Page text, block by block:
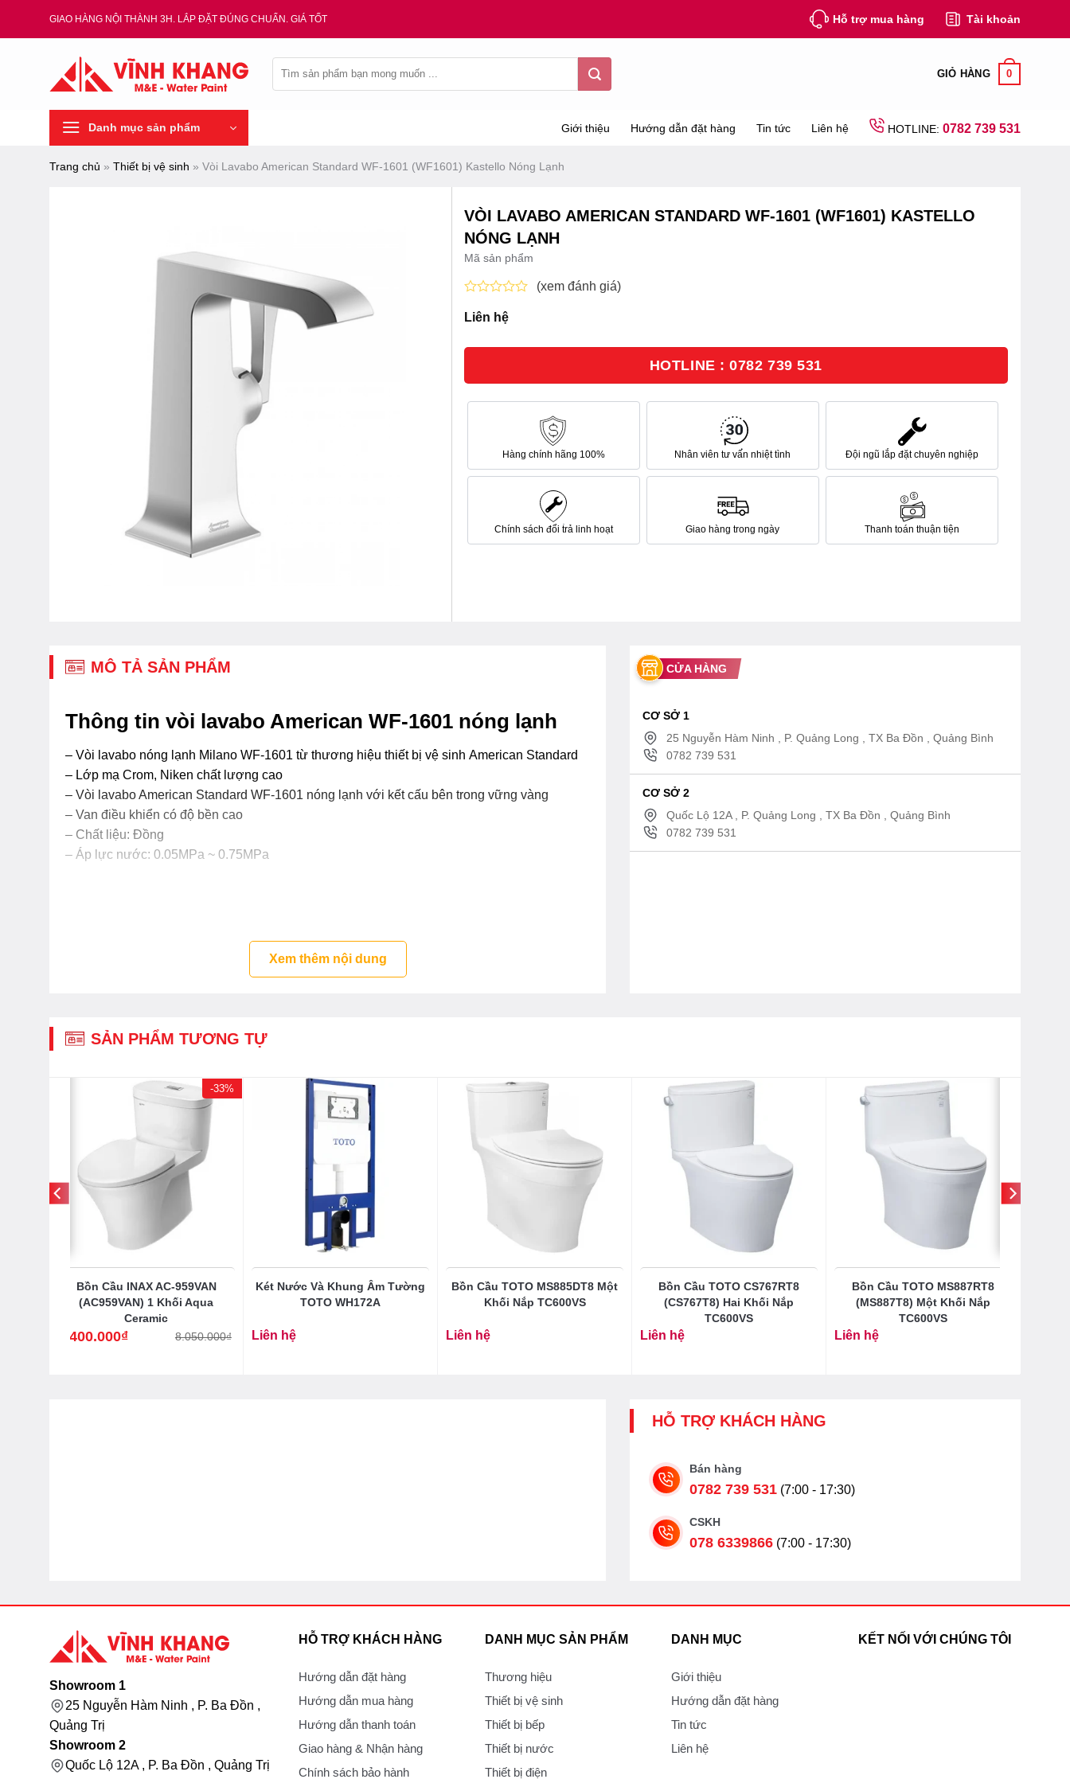
GIAO HÀNG NỘI THÀNH 3H. LẮP ĐẶT ĐÚNG CHUẨN. GIÁ TỐT Hỗ trợ mua hàng Tài khoản
kiếm:
GIỎ HÀNG 0
Danh mục sản phẩm Giới thiệu Hướng dẫn đặt hàng Tin tức Liên hệ HOTLINE: 0782 739 531
Trang chủ » Thiết bị vệ sinh » Vòi Lavabo American Standard WF-1601 (WF1601) Kastello Nóng Lạnh
VÒI LAVABO AMERICAN STANDARD WF-1601 (WF1601) KASTELLO
NÓNG LẠNH
Mã sản phẩm
xếp
(xem đánh giá)
Liên hệ
HOTLINE : 0782 739 531
Hàng chính hãng 100% Nhân viên tư vấn nhiệt tình Đội ngũ lắp đặt chuyên nghiệp
Chính sách đổi trả linh hoạt Giao hàng trong ngày Thanh toán thuận tiện
MÔ TẢ SẢN PHẨM
Thông tin vòi lavabo American WF-1601 nóng lạnh
– Vòi lavabo nóng lạnh Milano WF-1601 từ thương hiệu thiết bị vệ sinh American Standard
– Lớp mạ Crom, Niken chất lượng cao
– Vòi lavabo American Standard WF-1601 nóng lạnh với kết cấu bên trong vững vàng
– Van điều khiển có độ bền cao
– Chất liệu: Đồng
– Áp lực nước: 0.05MPa ~ 0.75MPa
Xem thêm nội dung
CỬA HÀNG
CƠ SỞ 1
25 Nguyễn Hàm Ninh , P. Quảng Long , TX Ba Đồn , Quảng Bình
0782 739 531
CƠ SỞ 2
Quốc Lộ 12A , P. Quảng Long , TX Ba Đồn , Quảng Bình
0782 739 531
SẢN PHẨM TƯƠNG TỰ
-33%
Bồn Cầu INAX AC-959VAN
(AC959VAN) 1 Khối Aqua
Ceramic
8.050.000₫
Giá
5.400.000₫
Giá
Két Nước Và Khung Âm Tường
TOTO WH172A
Liên hệ
Bồn Cầu TOTO MS885DT8 Một
Khối Nắp TC600VS
Liên hệ
Bồn Cầu TOTO CS767RT8
(CS767T8) Hai Khối Nắp
TC600VS
Liên hệ
Bồn Cầu TOTO MS887RT8
(MS887T8) Một Khối Nắp
TC600VS
Liên hệ
HỖ TRỢ KHÁCH HÀNG
Bán hàng
0782 739 531 (7:00 - 17:30)
CSKH
078 6339866 (7:00 - 17:30)
Showroom 1
25 Nguyễn Hàm Ninh , P. Ba Đồn ,
Quảng Trị
Showroom 2
Quốc Lộ 12A , P. Ba Đồn , Quảng Trị
HỖ TRỢ KHÁCH HÀNG
Hướng dẫn đặt hàng
Hướng dẫn mua hàng
Hướng dẫn thanh toán
Giao hàng & Nhận hàng
Chính sách bảo hành
DANH MỤC SẢN PHẨM
Thương hiệu
Thiết bị vệ sinh
Thiết bị bếp
Thiết bị nước
Thiết bị điện
DANH MỤC
Giới thiệu
Hướng dẫn đặt hàng
Tin tức
Liên hệ
KẾT NỐI VỚI CHÚNG TÔI